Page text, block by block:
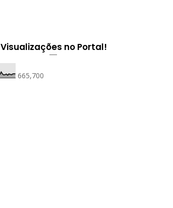
Visualizações no Portal!
665,700